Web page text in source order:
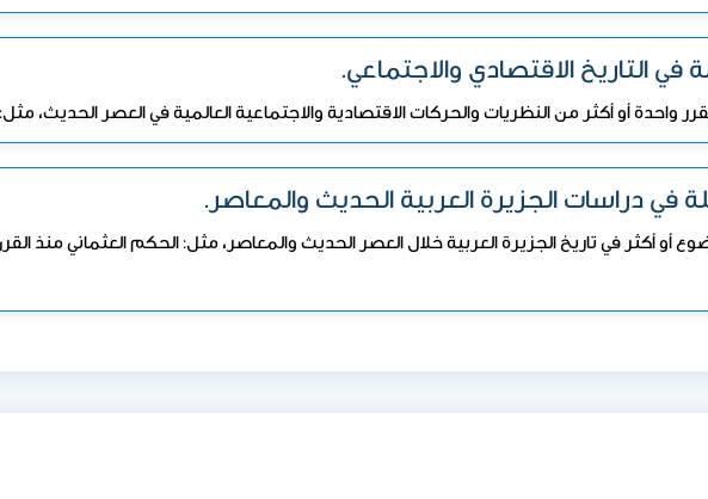
واحدة أو أكثر من النظريات والحركات الاقتصادية والاجتماعية العالمية في العصر الحديث، مثل: